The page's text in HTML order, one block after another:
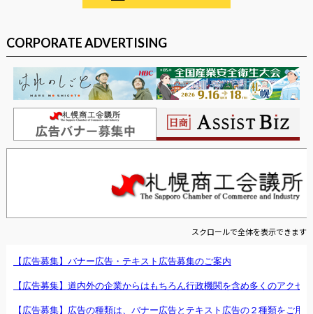
CORPORATE ADVERTISING
スクロールで全体を表示できます